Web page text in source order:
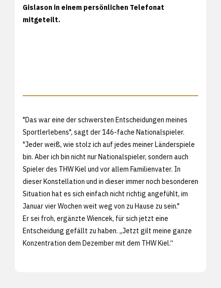
Gislason in einem persönlichen Telefonat
mitgeteilt.
"Das war eine der schwersten Entscheidungen meines
Sportlerlebens", sagt der 146-fache Nationalspieler.
"Jeder weiß, wie stolz ich auf jedes meiner Länderspiele
bin. Aber ich bin nicht nur Nationalspieler, sondern auch
Spieler des THW Kiel und vor allem Familienvater. In
dieser Konstellation und in dieser immer noch besonderen
Situation hat es sich einfach nicht richtig angefühlt, im
Januar vier Wochen weit weg von zu Hause zu sein."
Er sei froh, ergänzte Wiencek, für sich jetzt eine
Entscheidung gefällt zu haben. „Jetzt gilt meine ganze
Konzentration dem Dezember mit dem THW Kiel.“